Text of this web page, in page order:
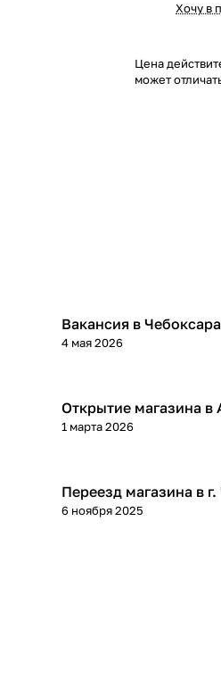
Хочу в
Цена
может
Вакансия в
4 мая 2026
Открытие магазина в
1 марта 2026
Переезд магазина в
6 ноября 2025